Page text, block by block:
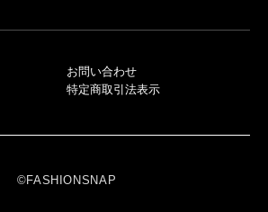
お問い合わせ
特定商取引法表示
©FASHIONSNAP